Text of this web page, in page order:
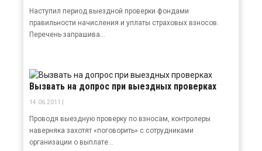
Наступил период выездной проверки фондами
правильности начисления и уплаты страховых взносов.
Перечень запрашива...
Вызвать на допрос при выездных проверках
14.06.2011 |
Проводя выездную проверку по взносам, контролеры
наверняка захотят «поговорить» с сотрудниками
организации о выплате...